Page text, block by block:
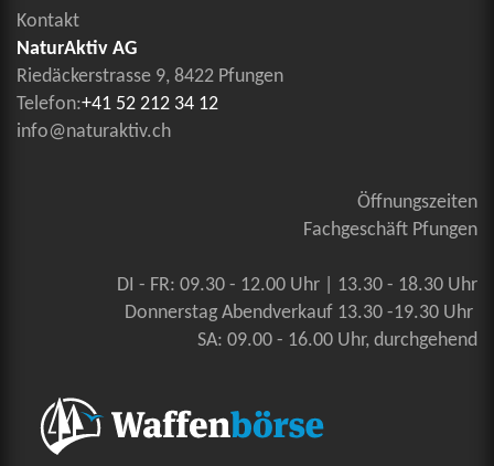
Kontakt
NaturAktiv AG
Riedäckerstrasse 9, 8422 Pfungen
Telefon:+41 52 212 34 12
info@naturaktiv.ch
Öffnungszeiten
Fachgeschäft Pfungen
DI - FR: 09.30 - 12.00 Uhr | 13.30 - 18.30 Uhr
Donnerstag Abendverkauf 13.30 -19.30 Uhr
SA: 09.00 - 16.00 Uhr, durchgehend